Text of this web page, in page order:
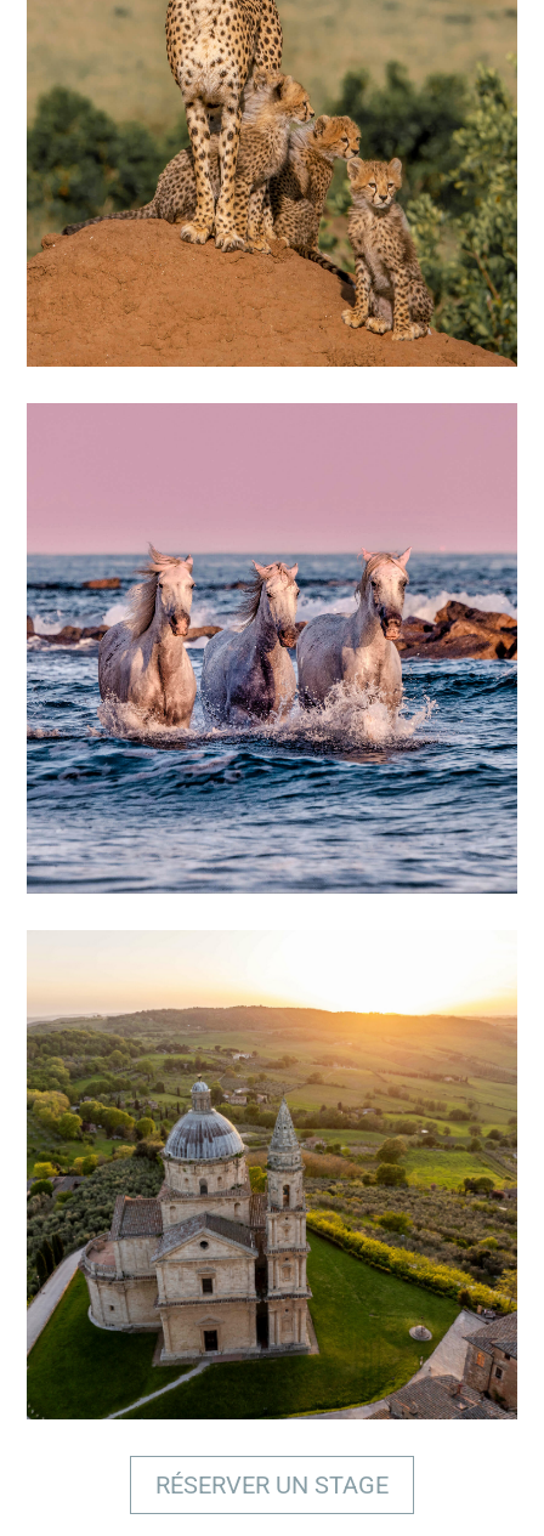
UNE EXPÉRIENCE UNIQUE
BÉNÉFICIER D'UNE EXPERTISE
PROFESSIONNELLE
RÉSERVER UN STAGE